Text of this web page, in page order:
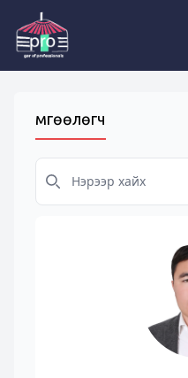
Өмгөөлөгч